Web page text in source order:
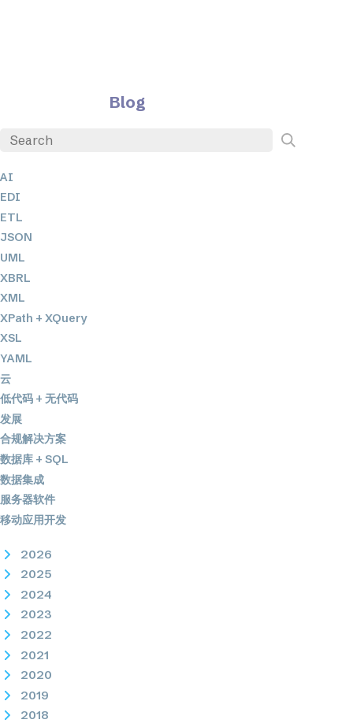
Blog
AI
EDI
ETL
JSON
UML
XBRL
XML
XPath + XQuery
XSL
YAML
云
低代码 + 无代码
发展
合规解决方案
数据库 + SQL
数据集成
服务器软件
移动应用开发
2026
2025
2024
2023
2022
2021
2020
2019
2018